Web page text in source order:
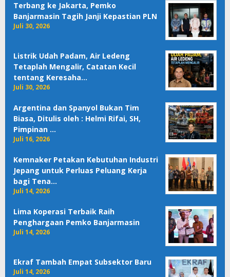
Terbang ke Jakarta, Pemko
Banjarmasin Tagih Janji Kepastian PLN
Juli 30, 2026
Listrik Udah Padam, Air Ledeng
Tetaplah Mengalir, Catatan Kecil
tentang Keresaha…
Juli 30, 2026
Argentina dan Spanyol Bukan Tim
Biasa, Ditulis oleh : Helmi Rifai, SH,
Pimpinan …
Juli 16, 2026
Kemnaker Petakan Kebutuhan Industri
Jepang untuk Perluas Peluang Kerja
bagi Tena…
Juli 14, 2026
Lima Koperasi Terbaik Raih
Penghargaan Pemko Banjarmasin
Juli 14, 2026
Ekraf Tambah Empat Subsektor Baru
Juli 14, 2026